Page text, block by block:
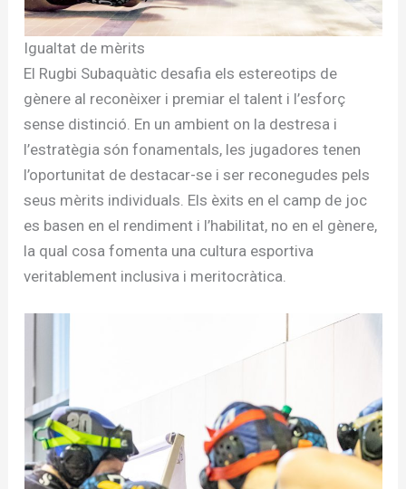
Igualtat de mèrits
El Rugbi Subaquàtic desafia els estereotips de
gènere al reconèixer i premiar el talent i l’esforç
sense distinció. En un ambient on la destresa i
l’estratègia són fonamentals, les jugadores tenen
l’oportunitat de destacar-se i ser reconegudes pels
seus mèrits individuals. Els èxits en el camp de joc
es basen en el rendiment i l’habilitat, no en el gènere,
la qual cosa fomenta una cultura esportiva
veritablement inclusiva i meritocràtica.